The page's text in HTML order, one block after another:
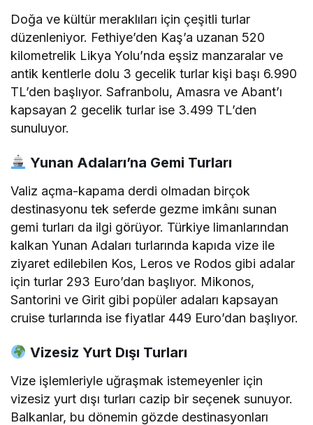
Doğa ve kültür meraklıları için çeşitli turlar
düzenleniyor. Fethiye’den Kaş’a uzanan 520
kilometrelik Likya Yolu’nda eşsiz manzaralar ve
antik kentlerle dolu 3 gecelik turlar kişi başı 6.990
TL’den başlıyor. Safranbolu, Amasra ve Abant’ı
kapsayan 2 gecelik turlar ise 3.499 TL’den
sunuluyor.
Yunan Adaları’na Gemi Turları
Valiz açma-kapama derdi olmadan birçok
destinasyonu tek seferde gezme imkânı sunan
gemi turları da ilgi görüyor. Türkiye limanlarından
kalkan Yunan Adaları turlarında kapıda vize ile
ziyaret edilebilen Kos, Leros ve Rodos gibi adalar
için turlar 293 Euro’dan başlıyor. Mikonos,
Santorini ve Girit gibi popüler adaları kapsayan
cruise turlarında ise fiyatlar 449 Euro’dan başlıyor.
Vizesiz Yurt Dışı Turları
Vize işlemleriyle uğraşmak istemeyenler için
vizesiz yurt dışı turları cazip bir seçenek sunuyor.
Balkanlar, bu dönemin gözde destinasyonları